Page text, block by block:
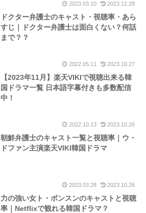
2023.03.10 2023.12.28
ドクター弁護士のキャスト・視聴率・あら
すじ｜ドクター弁護士は面白くない？何話
まで？？
2022.05.11 2023.10.27
【2023年11月】楽天VIKIで視聴出来る韓
国ドラマ一覧 日本語字幕付きも多数配信
中！
2022.10.13 2023.10.26
朝鮮弁護士のキャスト一覧と視聴率｜ウ・
ドファン主演楽天VIKI韓国ドラマ
2023.03.28 2023.10.26
力の強い女ト・ボンスンのキャストと視聴
率｜Netflixで観れる韓国ドラマ？